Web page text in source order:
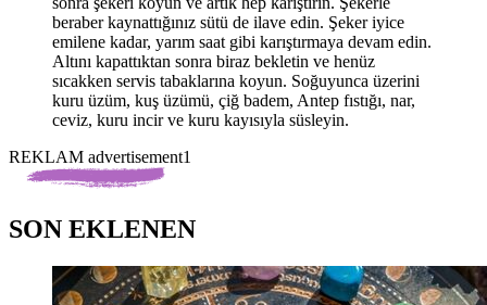
beraber kaynattığınız sütü de ilave edin. Şeker iyice
emilene kadar, yarım saat gibi karıştırmaya devam edin.
Altını kapattıktan sonra biraz bekletin ve henüz
sıcakken servis tabaklarına koyun. Soğuyunca üzerini
kuru üzüm, kuş üzümü, çiğ badem, Antep fıstığı, nar,
ceviz, kuru incir ve kuru kayısıyla süsleyin.
REKLAM advertisement1
SON EKLENEN